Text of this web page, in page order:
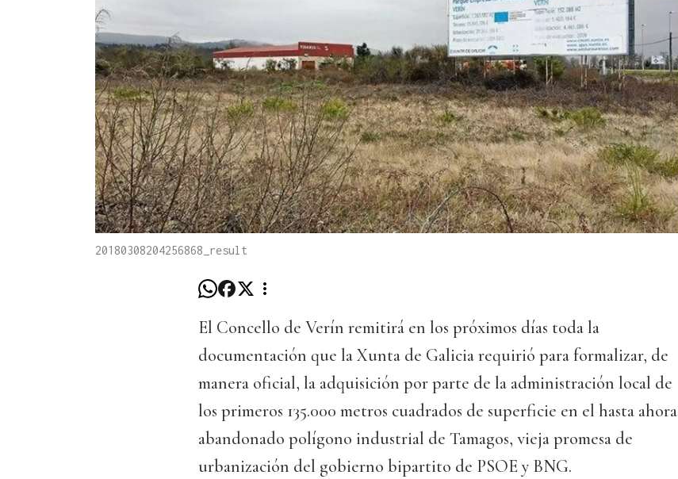
20180308204256868_result
El Concello de Verín remitirá en los próximos días toda la
documentación que la Xunta de Galicia requirió para formalizar, de
manera oficial, la adquisición por parte de la administración local de
los primeros 135.000 metros cuadrados de superficie en el hasta ahora
abandonado polígono industrial de Tamagos, vieja promesa de
urbanización del gobierno bipartito de PSOE y BNG.